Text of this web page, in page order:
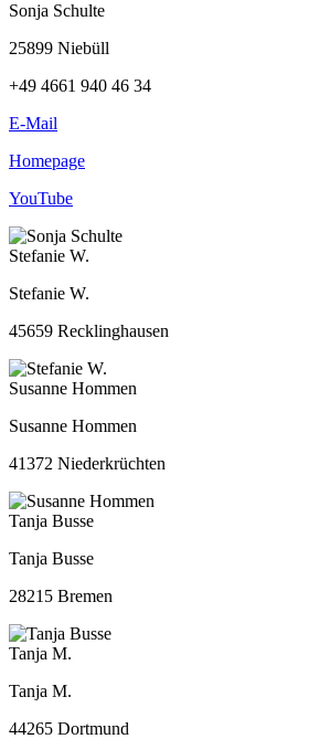
Sonja Schulte
25899 Niebüll
+49 4661 940 46 34
E-Mail
Homepage
YouTube
Stefanie W.
Stefanie W.
45659 Recklinghausen
Susanne Hommen
Susanne Hommen
41372 Niederkrüchten
Tanja Busse
Tanja Busse
28215 Bremen
Tanja M.
Tanja M.
44265 Dortmund